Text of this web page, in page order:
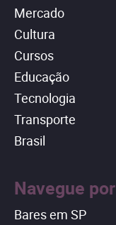
Mercado
Cultura
Cursos
Educação
Tecnologia
Transporte
Brasil
Navegue por
Bares em SP